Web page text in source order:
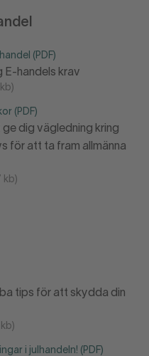
(PDF)
E-handels krav
(PDF)
dig vägledning kring
för att ta fram allmänna
kb)
tips för att skydda din
i julhandeln! (PDF)